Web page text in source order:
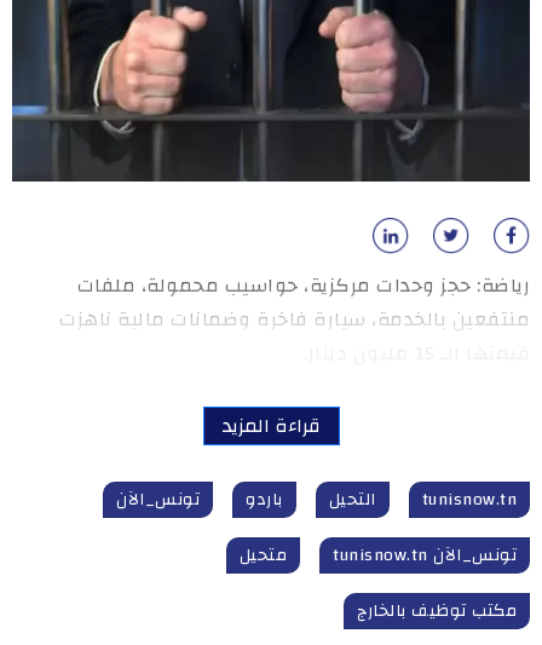
رياضة: حجز وحدات مركزية، حواسيب محمولة، ملفات
منتفعين بالخدمة، سيارة فاخرة وضمانات مالية ناهزت
قراءة المزيد
tunisnow.tn التحيل باردو
تونس_الآن
تونس_الآن tunisnow.tn
متحيل
مكتب توظيف بالخارج